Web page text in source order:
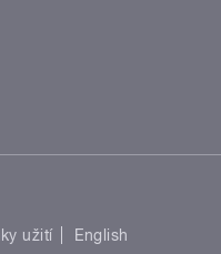
užití
English